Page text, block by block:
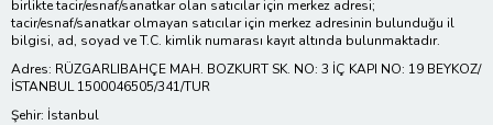
birlikte tacir/esnaf/sanatkar olan satıcılar için merkez adresi;
tacir/esnaf/sanatkar olmayan satıcılar için merkez adresinin bulunduğu il
bilgisi, ad, soyad ve T.C. kimlik numarası kayıt altında bulunmaktadır.
Adres: RÜZGARLIBAHÇE MAH. BOZKURT SK. NO: 3 İÇ KAPI NO: 19 BEYKOZ/
İSTANBUL 1500046505/341/TUR
Şehir: İstanbul